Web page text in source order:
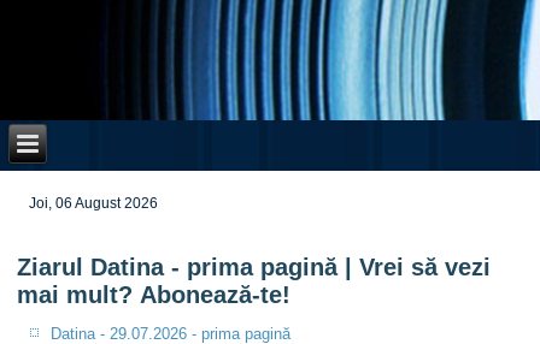
Joi, 06 August 2026
Ziarul Datina - prima pagină | Vrei să vezi
mai mult? Abonează-te!
Datina - 29.07.2026 - prima pagină